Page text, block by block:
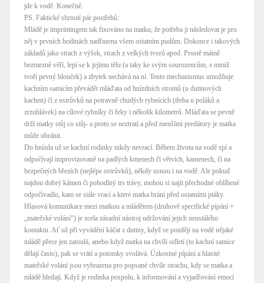
jde k vodě. Konečně.
PS. Faktické shrnutí pár postřehů:
Mládě je imprintingem tak fixováno na matku, že potřeba ji následovat je pro
něj v prvních hodinách nadřazena všem ostatním pudům. Dokonce i takových
základů jako strach z výšek, strach z velkých tvorů apod. Prostě mámě
bezmezně věří, lepí se k jejímu tělu (a taky ke svým sourozencům, s nimiž
tvoří pevný hlouček) a zbytek nechává na ní. Tento mechanismus umožňuje
kachním samicím převádět mláďata od hnízdních stromů (u dutinových
kachen) či z ostrůvků na potravně chudých rybnících (třeba u poláků a
zrzohlávek) na cílové rybníky či řeky i několik kilometrů. Mláďata se pevně
drží matky stůj co stůj- a proto se neztratí a před menšími predátory je matka
může ubránit.
Do hnízda už se kachní rodinky nikdy nevrací. Během života na vodě spí a
odpočívají improvizovaně na padlých kmenech či větvích, kamenech, či na
bezpečných březích (nejlépe ostrůvků), někdy usnou i na vodě. Ale pokud
najdou dobrý kámen či pohodlný trs trávy, mohou si najít přechodné oblíbené
odpočívadlo, kam se stále vrací a které matka brání před ostatními ptáky.
Hlasová komunikace mezi matkou a mládětem (druhově specifické pípání +
„mateřské volání“) je zcela zásadní nástroj udržování jejich neustálého
kontaktu. Ať už při vyvádění káčat z dutiny, když se později na vodě nějaké
mládě přece jen zatoulá, anebo když matka na chvíli odletí (to kachní samice
dělají často), pak se vrátí a potomky svolává. Úzkostné pípání a hlasité
mateřské volání jsou vyhrazena pro popsané chvíle strachu, kdy se matka a
mládě hledají. Když je rodinka pospolu, k informování a vyjadřování emocí